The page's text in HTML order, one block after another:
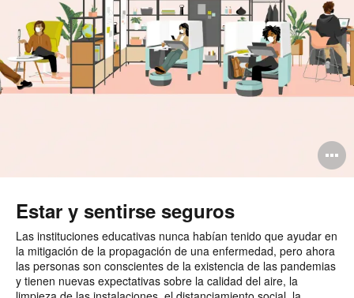
Estar y sentirse seguros
Las instituciones educativas nunca habían tenido que ayudar en
la mitigación de la propagación de una enfermedad, pero ahora
las personas son conscientes de la existencia de las pandemias
y tienen nuevas expectativas sobre la calidad del aire, la